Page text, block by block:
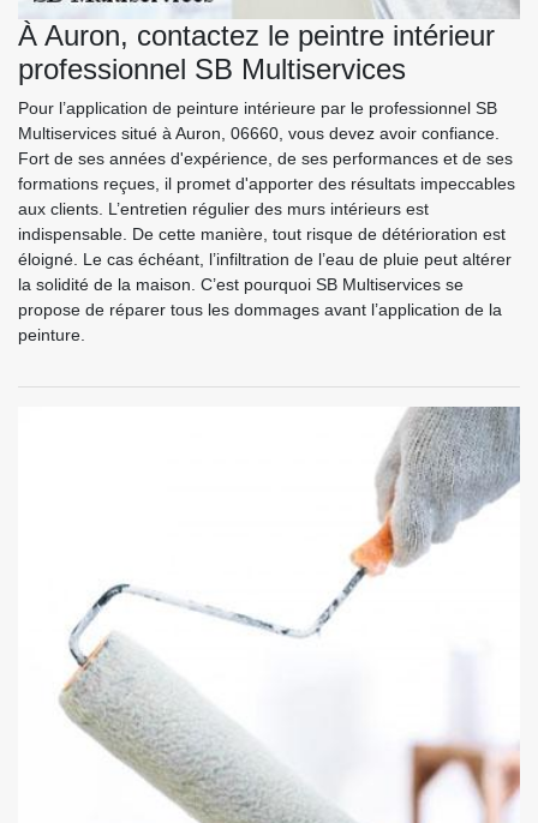
À Auron, contactez le peintre intérieur
professionnel SB Multiservices
Pour l’application de peinture intérieure par le professionnel SB
Multiservices situé à Auron, 06660, vous devez avoir confiance.
Fort de ses années d'expérience, de ses performances et de ses
formations reçues, il promet d'apporter des résultats impeccables
aux clients. L’entretien régulier des murs intérieurs est
indispensable. De cette manière, tout risque de détérioration est
éloigné. Le cas échéant, l’infiltration de l’eau de pluie peut altérer
la solidité de la maison. C’est pourquoi SB Multiservices se
propose de réparer tous les dommages avant l’application de la
peinture.